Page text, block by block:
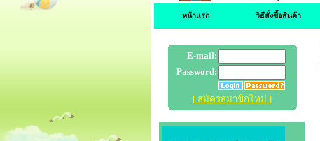
หน้าแรก วิธีสั่งซื้อสินค้า
E-mail:
Password:
[ สมัครสมาชิกใหม่ ]